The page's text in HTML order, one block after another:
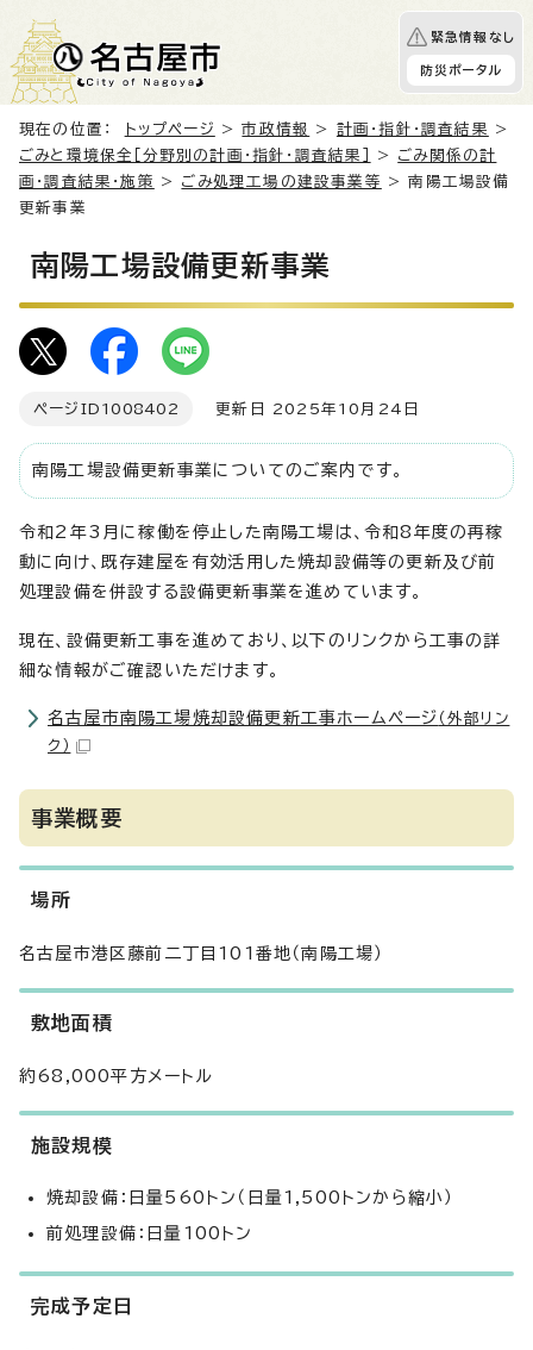
緊急情報なし
防災ポータル
現在の位置： トップページ >市政情報 > 計画・指針・調査結果
>
ごみと環境保全［分野別の計画・指針・調査結果］
> ごみ関係の計
画・調査結果・施策
> ごみ処理工場の建設事業等
> 南陽工場設備
更新事業
南陽工場設備更新事業
ページID 1008402 更新日 2025年10月24日
南陽工場設備更新事業についてのご案内です。
令和2年3月に稼働を停止した南陽工場は、令和8年度の再稼
動に向け、既存建屋を有効活用した焼却設備等の更新及び前
処理設備を併設する設備更新事業を進めています。
現在、設備更新工事を進めており、以下のリンクから工事の詳
細な情報がご確認いただけます。
名古屋市南陽工場焼却設備更新工事ホームページ （外部リン
ク）
事業概要
場所
名古屋市港区藤前二丁目101番地（南陽工場）
敷地面積
約68,000平方メートル
施設規模
焼却設備：日量560トン（日量1,500トンから縮小）
前処理設備：日量100トン
完成予定日